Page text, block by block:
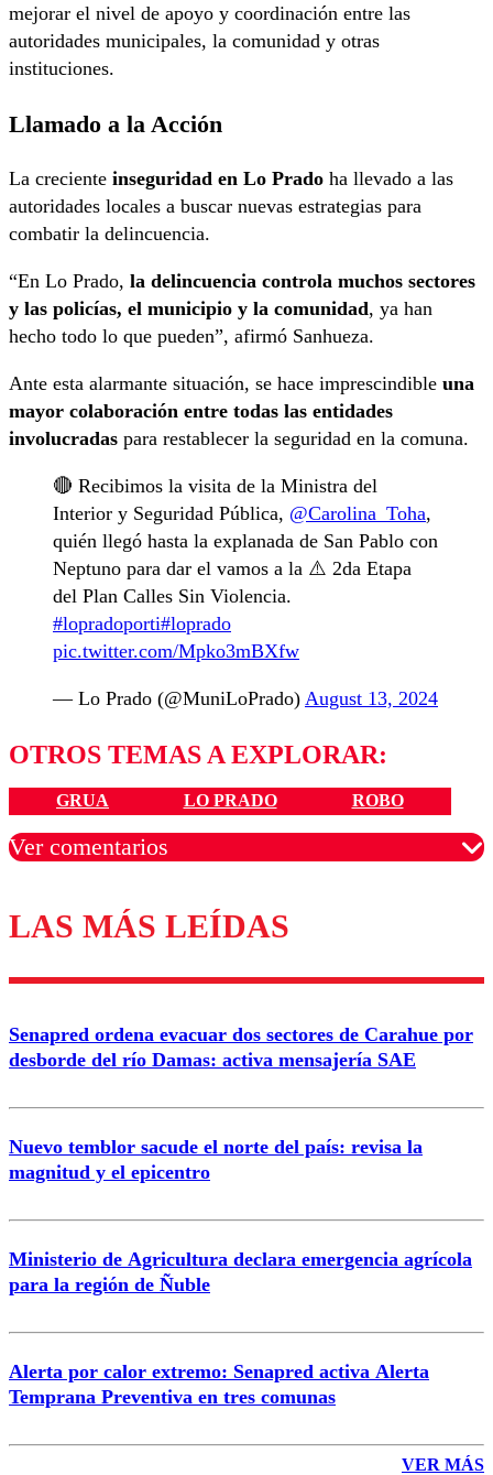
mejorar el nivel de apoyo y coordinación entre las
autoridades municipales, la comunidad y otras
instituciones.
Llamado a la Acción
La creciente inseguridad en Lo Prado ha llevado a las
autoridades locales a buscar nuevas estrategias para
combatir la delincuencia.
“En Lo Prado, la delincuencia controla muchos sectores
y las policías, el municipio y la comunidad, ya han
hecho todo lo que pueden”, afirmó Sanhueza.
Ante esta alarmante situación, se hace imprescindible una
mayor colaboración entre todas las entidades
involucradas para restablecer la seguridad en la comuna.
🔴 Recibimos la visita de la Ministra del
Interior y Seguridad Pública, @Carolina_Toha,
quién llegó hasta la explanada de San Pablo con
Neptuno para dar el vamos a la ⚠️ 2da Etapa
del Plan Calles Sin Violencia.
#lopradoporti#loprado
pic.twitter.com/Mpko3mBXfw
— Lo Prado (@MuniLoPrado) August 13, 2024
OTROS TEMAS A EXPLORAR:
GRUA LO PRADO ROBO
Ver comentarios
Los comentarios son moderados para garantizar un
diálogo respetuoso.
Nombre
Correo
LAS MÁS LEÍDAS
Senapred ordena evacuar dos sectores de Carahue por
desborde del río Damas: activa mensajería SAE
Nuevo temblor sacude el norte del país: revisa la
magnitud y el epicentro
Ministerio de Agricultura declara emergencia agrícola
para la región de Ñuble
Alerta por calor extremo: Senapred activa Alerta
Temprana Preventiva en tres comunas
VER MÁS